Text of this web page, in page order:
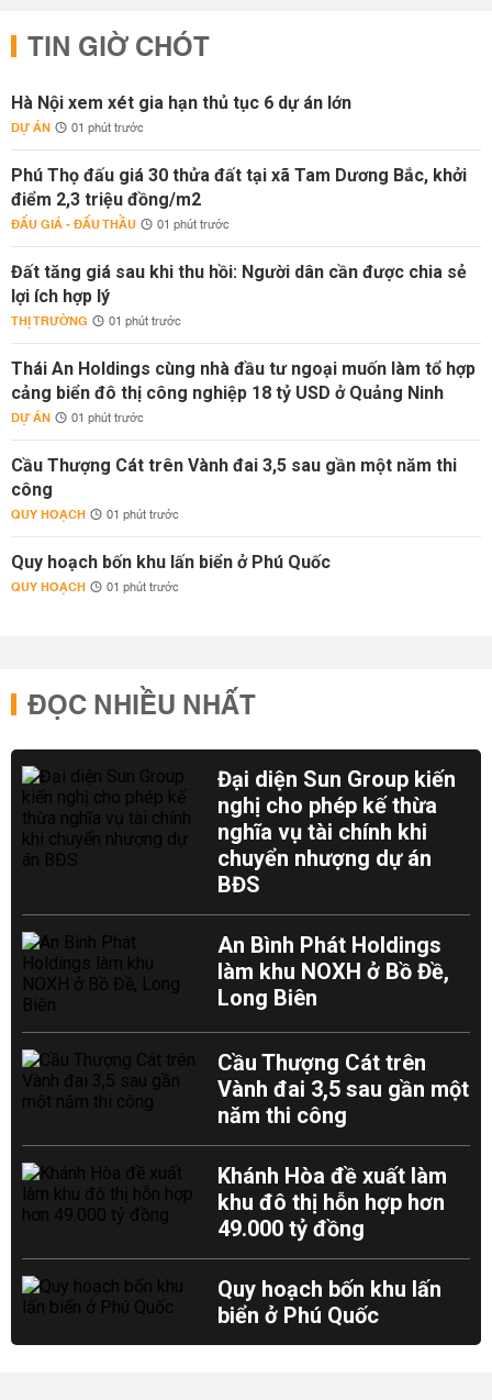
TIN GIỜ CHÓT
Hà Nội xem xét gia hạn thủ tục 6 dự án lớn
DỰ ÁN 01 phút trước
Phú Thọ đấu giá 30 thửa đất tại xã Tam Dương Bắc, khởi
điểm 2,3 triệu đồng/m2
ĐẤU GIÁ - ĐẤU THẦU 01 phút trước
Đất tăng giá sau khi thu hồi: Người dân cần được chia sẻ
lợi ích hợp lý
THỊ TRƯỜNG 01 phút trước
Thái An Holdings cùng nhà đầu tư ngoại muốn làm tổ hợp
cảng biển đô thị công nghiệp 18 tỷ USD ở Quảng Ninh
DỰ ÁN 01 phút trước
Cầu Thượng Cát trên Vành đai 3,5 sau gần một năm thi
công
QUY HOẠCH 01 phút trước
Quy hoạch bốn khu lấn biển ở Phú Quốc
QUY HOẠCH 01 phút trước
ĐỌC NHIỀU NHẤT
Đại diện Sun Group kiến
nghị cho phép kế thừa
nghĩa vụ tài chính khi
chuyển nhượng dự án
BĐS
An Bình Phát Holdings
làm khu NOXH ở Bồ Đề,
Long Biên
Cầu Thượng Cát trên
Vành đai 3,5 sau gần một
năm thi công
Khánh Hòa đề xuất làm
khu đô thị hỗn hợp hơn
49.000 tỷ đồng
Quy hoạch bốn khu lấn
biển ở Phú Quốc